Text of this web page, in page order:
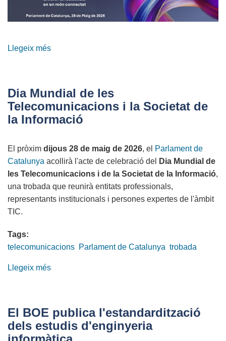
Llegeix més
les
Telecomunicacions
la
Societat
de
la
Informació
Dia Mundial de les
Telecomunicacions i la Societat de
la Informació
El pròxim dijous 28 de maig de 2026, el Parlament de
Catalunya acollirà l'acte de celebració del
Dia Mundial de
les Telecomunicacions i de la Societat de la Informació,
una trobada que reunirà entitats professionals,
representants institucionals i persones expertes de l'àmbit
TIC.
Tags:
telecomunicacions Parlament de Catalunya trobada
Llegeix més
les
Telecomunicacions
El BOE publica l'estandardització
dels estudis d'enginyeria